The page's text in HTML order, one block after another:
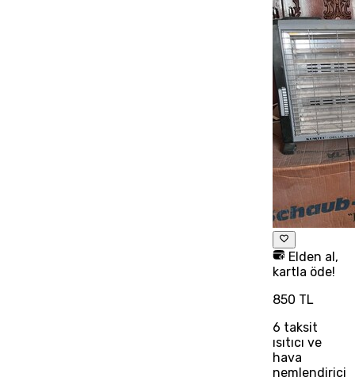
Elden al,
kartla öde!
850 TL
6 taksit
ısıtıcı ve
hava
nemlendirici